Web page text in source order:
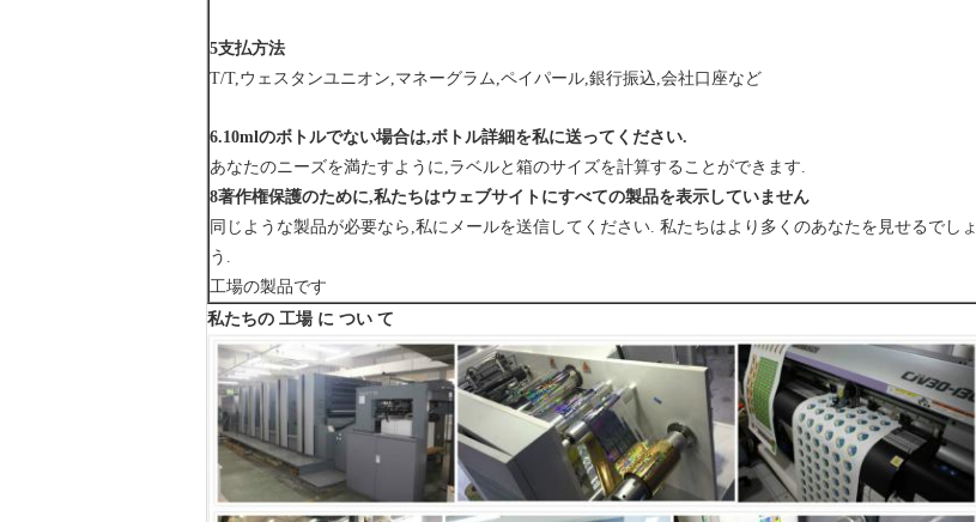
5支払方法
T/T,ウェスタンユニオン,マネーグラム,ペイパール,銀行振込,会社口座など
6.10mlのボトルでない場合は,ボトル詳細を私に送ってください.
あなたのニーズを満たすように,ラベルと箱のサイズを計算することができます.
8著作権保護のために,私たちはウェブサイトにすべての製品を表示していません
同じような製品が必要なら,私にメールを送信してください. 私たちはより多くのあなたを見せるでしょ
う.
工場の製品です
私たちの 工場 に つい て